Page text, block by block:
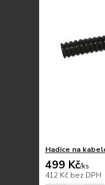
Hadice na
499 Kč/ks
412 Kč bez DPH